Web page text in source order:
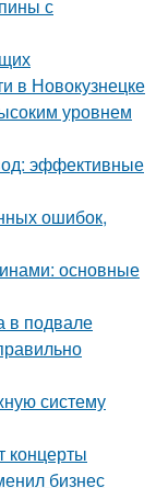
с
в Новокузнецке
уровнем
эффективные
ошибок,
основные
в подвале
систему
концерты
бизнес